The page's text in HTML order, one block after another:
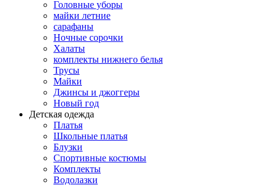
Головные уборы
майки летние
сарафаны
Ночные сорочки
Халаты
комплекты нижнего белья
Трусы
Майки
Джинсы и джоггеры
Новый год
Детская одежда
Платья
Школьные платья
Блузки
Спортивные костюмы
Комплекты
Водолазки